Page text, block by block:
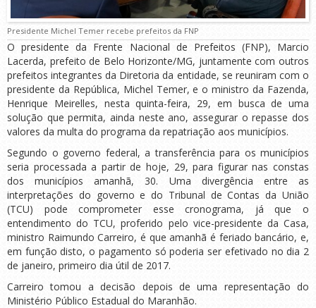
Presidente Michel Temer recebe prefeitos da FNP
O presidente da Frente Nacional de Prefeitos (FNP), Marcio
Lacerda, prefeito de Belo Horizonte/MG, juntamente com outros
prefeitos integrantes da Diretoria da entidade, se reuniram com o
presidente da República, Michel Temer, e o ministro da Fazenda,
Henrique Meirelles, nesta quinta-feira, 29, em busca de uma
solução que permita, ainda neste ano, assegurar o repasse dos
valores da multa do programa da repatriação aos municípios.
Segundo o governo federal, a transferência para os municípios
seria processada a partir de hoje, 29, para figurar nas constas
dos municípios amanhã, 30. Uma divergência entre as
interpretações do governo e do Tribunal de Contas da União
(TCU) pode comprometer esse cronograma, já que o
entendimento do TCU, proferido pelo vice-presidente da Casa,
ministro Raimundo Carreiro, é que amanhã é feriado bancário, e,
em função disto, o pagamento só poderia ser efetivado no dia 2
de janeiro, primeiro dia útil de 2017.
Carreiro tomou a decisão depois de uma representação do
Ministério Público Estadual do Maranhão.